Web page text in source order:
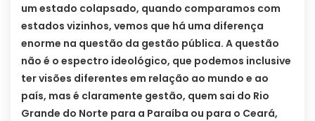
um estado colapsado, quando comparamos com
estados vizinhos, vemos que há uma diferença
enorme na questão da gestão pública. A questão
não é o espectro ideológico, que podemos inclusive
ter visões diferentes em relação ao mundo e ao
país, mas é claramente gestão, quem sai do Rio
Grande do Norte para a Paraíba ou para o Ceará,